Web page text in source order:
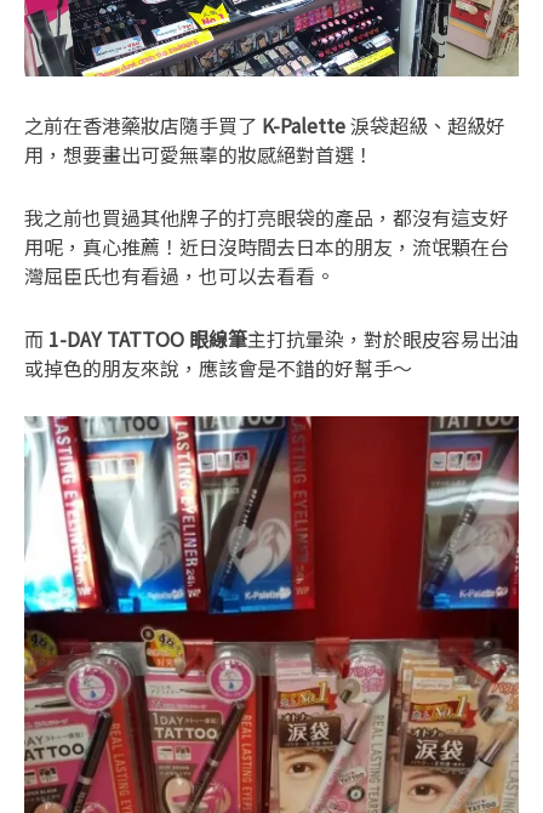
之前在香港藥妝店隨手買了 K-Palette淚袋超級、超級好
用，想要畫出可愛無辜的妝感絕對首選！
我之前也買過其他牌子的打亮眼袋的產品，都沒有這支好
用呢，真心推薦！近日沒時間去日本的朋友，流氓顆在台
灣屈臣氏也有看過，也可以去看看。
而 1-DAY TATTOO 眼線筆主打抗暈染，對於眼皮容易出油
或掉色的朋友來說，應該會是不錯的好幫手～